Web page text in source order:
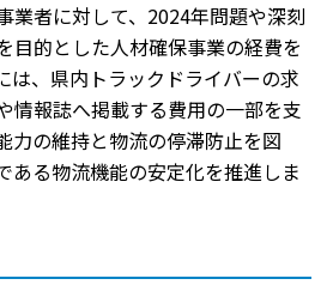
業者に対して、2024年問題や深刻
目的とした人材確保事業の経費を
は、県内トラックドライバーの求
情報誌へ掲載する費用の一部を支
力の維持と物流の停滞防止を図
ある物流機能の安定化を推進しま